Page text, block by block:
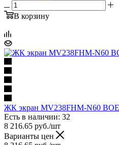
В корзину
ЖК экран MV238FHM-N60 BOE
Есть в наличии: 32
8 216.65 руб./шт
Варианты цен